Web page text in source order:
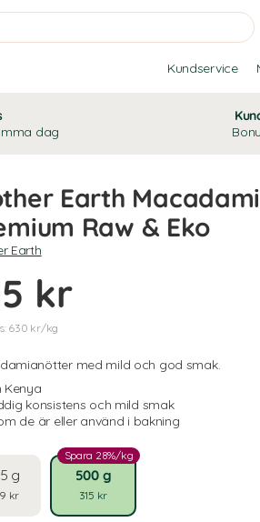
Kundservice
dag
Earth
Raw & Eko
Earth
kr
630 kr/kg
med mild och god smak.
Kenya
konsistens och mild smak
de är eller använd i bakning
g
kr
500 g
315 kr
Spara 28%/kg